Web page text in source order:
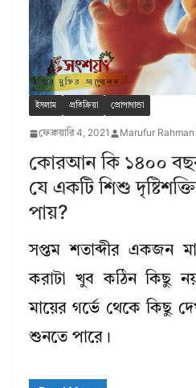
ইসলাম প্রতিক্রিয়া প্রোপাগান্ডা
ফেব্রুয়ারি 4, 2021 Marufur Rahman
কোরআন কি ১৪০০
যে একটি শিশু
পায়?
সপ্তম শতাব্দীর একজন
করাটা খুব কঠিন কিছু
মায়ের গর্ভে থেকে কিছু
শুনতে পারে।